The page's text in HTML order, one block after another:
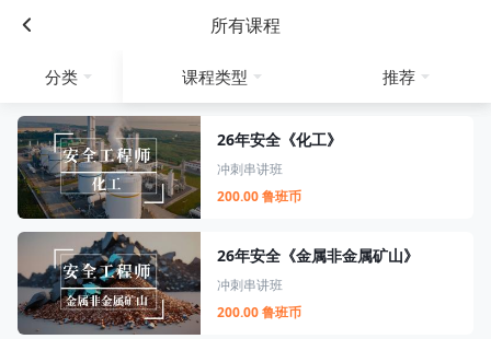
所有课程
分类 课程类型 推荐
26年安全《化工》
冲刺串讲班
200.00 鲁班币
26年安全《金属非金属矿山》
冲刺串讲班
200.00 鲁班币